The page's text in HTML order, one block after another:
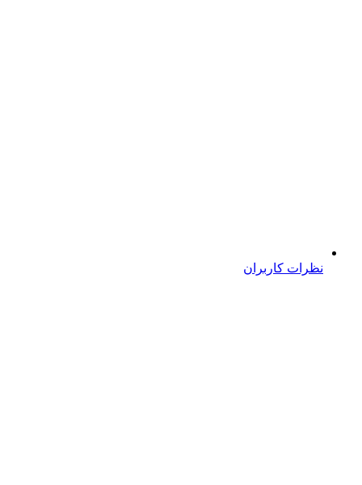
نظرات کاربران